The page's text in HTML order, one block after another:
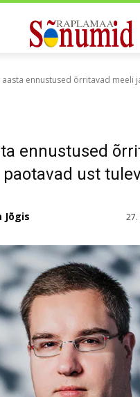
aasta ennustused õrritavad meeli
ennustused
ust
Jõgis